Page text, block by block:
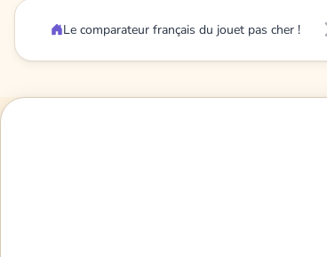
Le comparateur français du jouet pas cher !